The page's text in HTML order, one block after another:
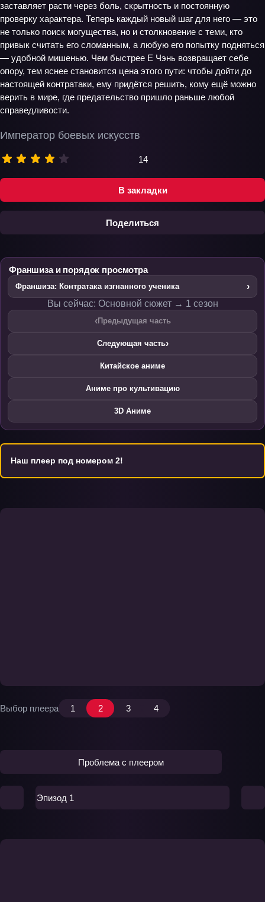
В закладки
Поделиться
Император боевых искусств
14
заставляет расти через боль, скрытность и постоянную
проверку характера. Теперь каждый новый шаг для него — это
не только поиск могущества, но и столкновение с теми, кто
привык считать его сломанным, а любую его попытку подняться
— удобной мишенью. Чем быстрее Е Чэнь возвращает себе
опору, тем яснее становится цена этого пути: чтобы дойти до
настоящей контратаки, ему придётся решить, кому ещё можно
верить в мире, где предательство пришло раньше любой
справедливости.
Франшиза и порядок просмотра
Франшиза: Контратака изгнанного ученика
›
Вы сейчас: Основной сюжет → 1 сезон
‹Предыдущая часть
Следующая часть›
Китайское аниме
Аниме про культивацию
3D Аниме
Наш плеер под номером 2!
Выбор плеера 1 2 3 4
Проблема с плеером
Эпизод 1